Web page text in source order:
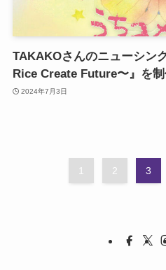
TAKAKOさんのニューシン
Rice Create Future〜』を
2024年7月3日
1 2 3